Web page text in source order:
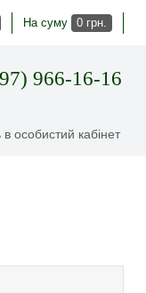
На суму 0 грн.
966-16-16
в особистий кабінет